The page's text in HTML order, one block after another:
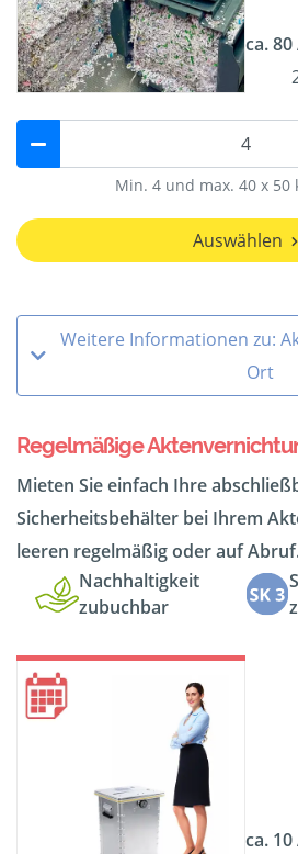
ca.
Min. 4 und max. 40 x 50
Auswählen
Weitere Informationen zu:
Ort
Regelmäßige
Mieten Sie einfach Ihre
Sicherheitsbehälter bei Ihrem
leeren regelmäßig oder auf
Nachhaltigkeit
zubuchbar
ca.